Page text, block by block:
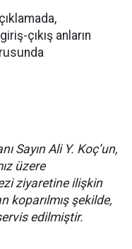
çıkış anların
Sayın Ali Y. Koç’un,
üzere
ziyaretine ilişkin
koparılmış şekilde,
edilmiştir.